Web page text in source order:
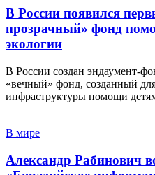
В России появился
прозрачный» фонд
экологии
В России создан эндаумент-
«вечный» фонд, созданный
инфраструктуры помощи
В мире
Александр Рабинович